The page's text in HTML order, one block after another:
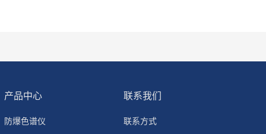
产品中心
防爆色谱仪
联系我们
联系方式